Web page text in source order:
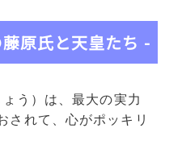
原氏と天皇たち -
う）は、最大の実力
されて、心がポッキリ